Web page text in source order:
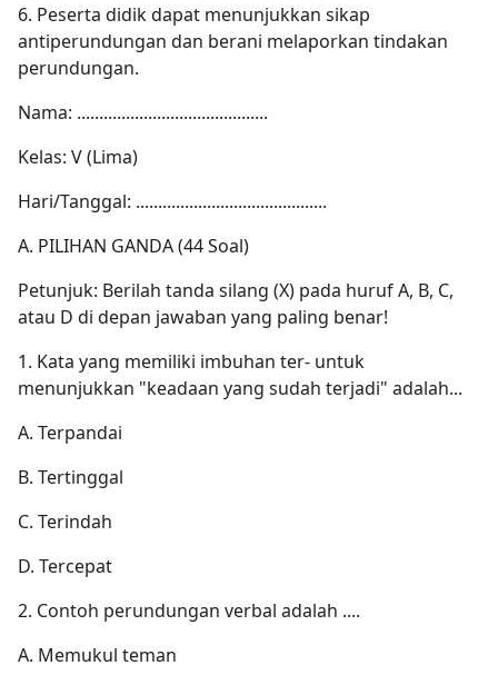
6. Peserta didik dapat menunjukkan sikap
antiperundungan dan berani melaporkan tindakan
perundungan.
Nama: ...........................................
Kelas: V (Lima)
Hari/Tanggal: ...........................................
A. PILIHAN GANDA (44 Soal)
Petunjuk: Berilah tanda silang (X) pada huruf A, B, C,
atau D di depan jawaban yang paling benar!
1. Kata yang memiliki imbuhan ter- untuk
menunjukkan "keadaan yang sudah terjadi" adalah...
A. Terpandai
B. Tertinggal
C. Terindah
D. Tercepat
2. Contoh perundungan verbal adalah ....
A. Memukul teman